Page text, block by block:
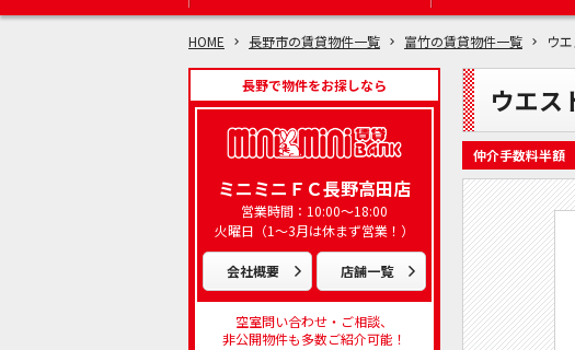
HOME 長野市の賃貸物件一覧 富竹の賃貸物件一覧 ウ
長野で物件をお探しなら
ミニミニＦＣ長野高田店
営業時間：10:00～18:00
火曜日（1～3月は休まず営業！）
会社概要 店舗一覧
空室問い合わせ・ご相談、
非公開物件も多数ご紹介可能！
ウエス
仲介手数料半額